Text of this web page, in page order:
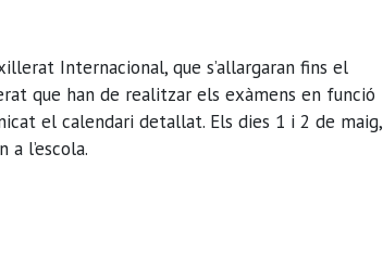
Internacional, que s’allargaran fins el
que han de realitzar els exàmens en funció
el calendari detallat. Els dies 1 i 2 de maig,
l’escola.